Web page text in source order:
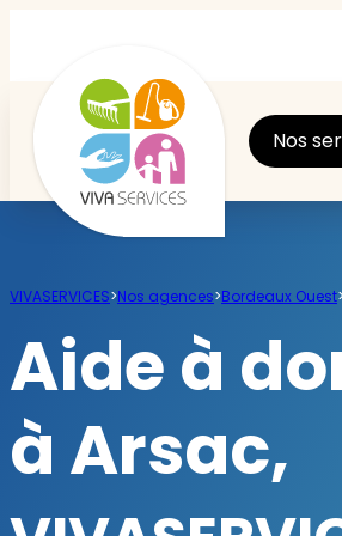
Nos
Repassage
Jardin
Brico
VIVASERVICES>Nos agences>Bordeaux Ouest>
Aide à
à Arsac,